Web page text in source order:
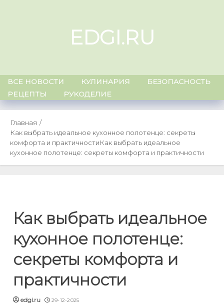
EDGI.RU
ВСЕ НОВОСТИ КУЛИНАРИЯ
БЕЗОПАСНОСТЬ
РЕЦЕПТЫ
РУКОДЕЛИЕ
Главная
Как выбрать идеальное кухонное полотенце: секреты
комфорта и практичностиКак выбрать идеальное
кухонное полотенце: секреты комфорта и практичности
Как выбрать идеальное
кухонное полотенце:
секреты комфорта и
практичности
edgi.ru 29-12-2025